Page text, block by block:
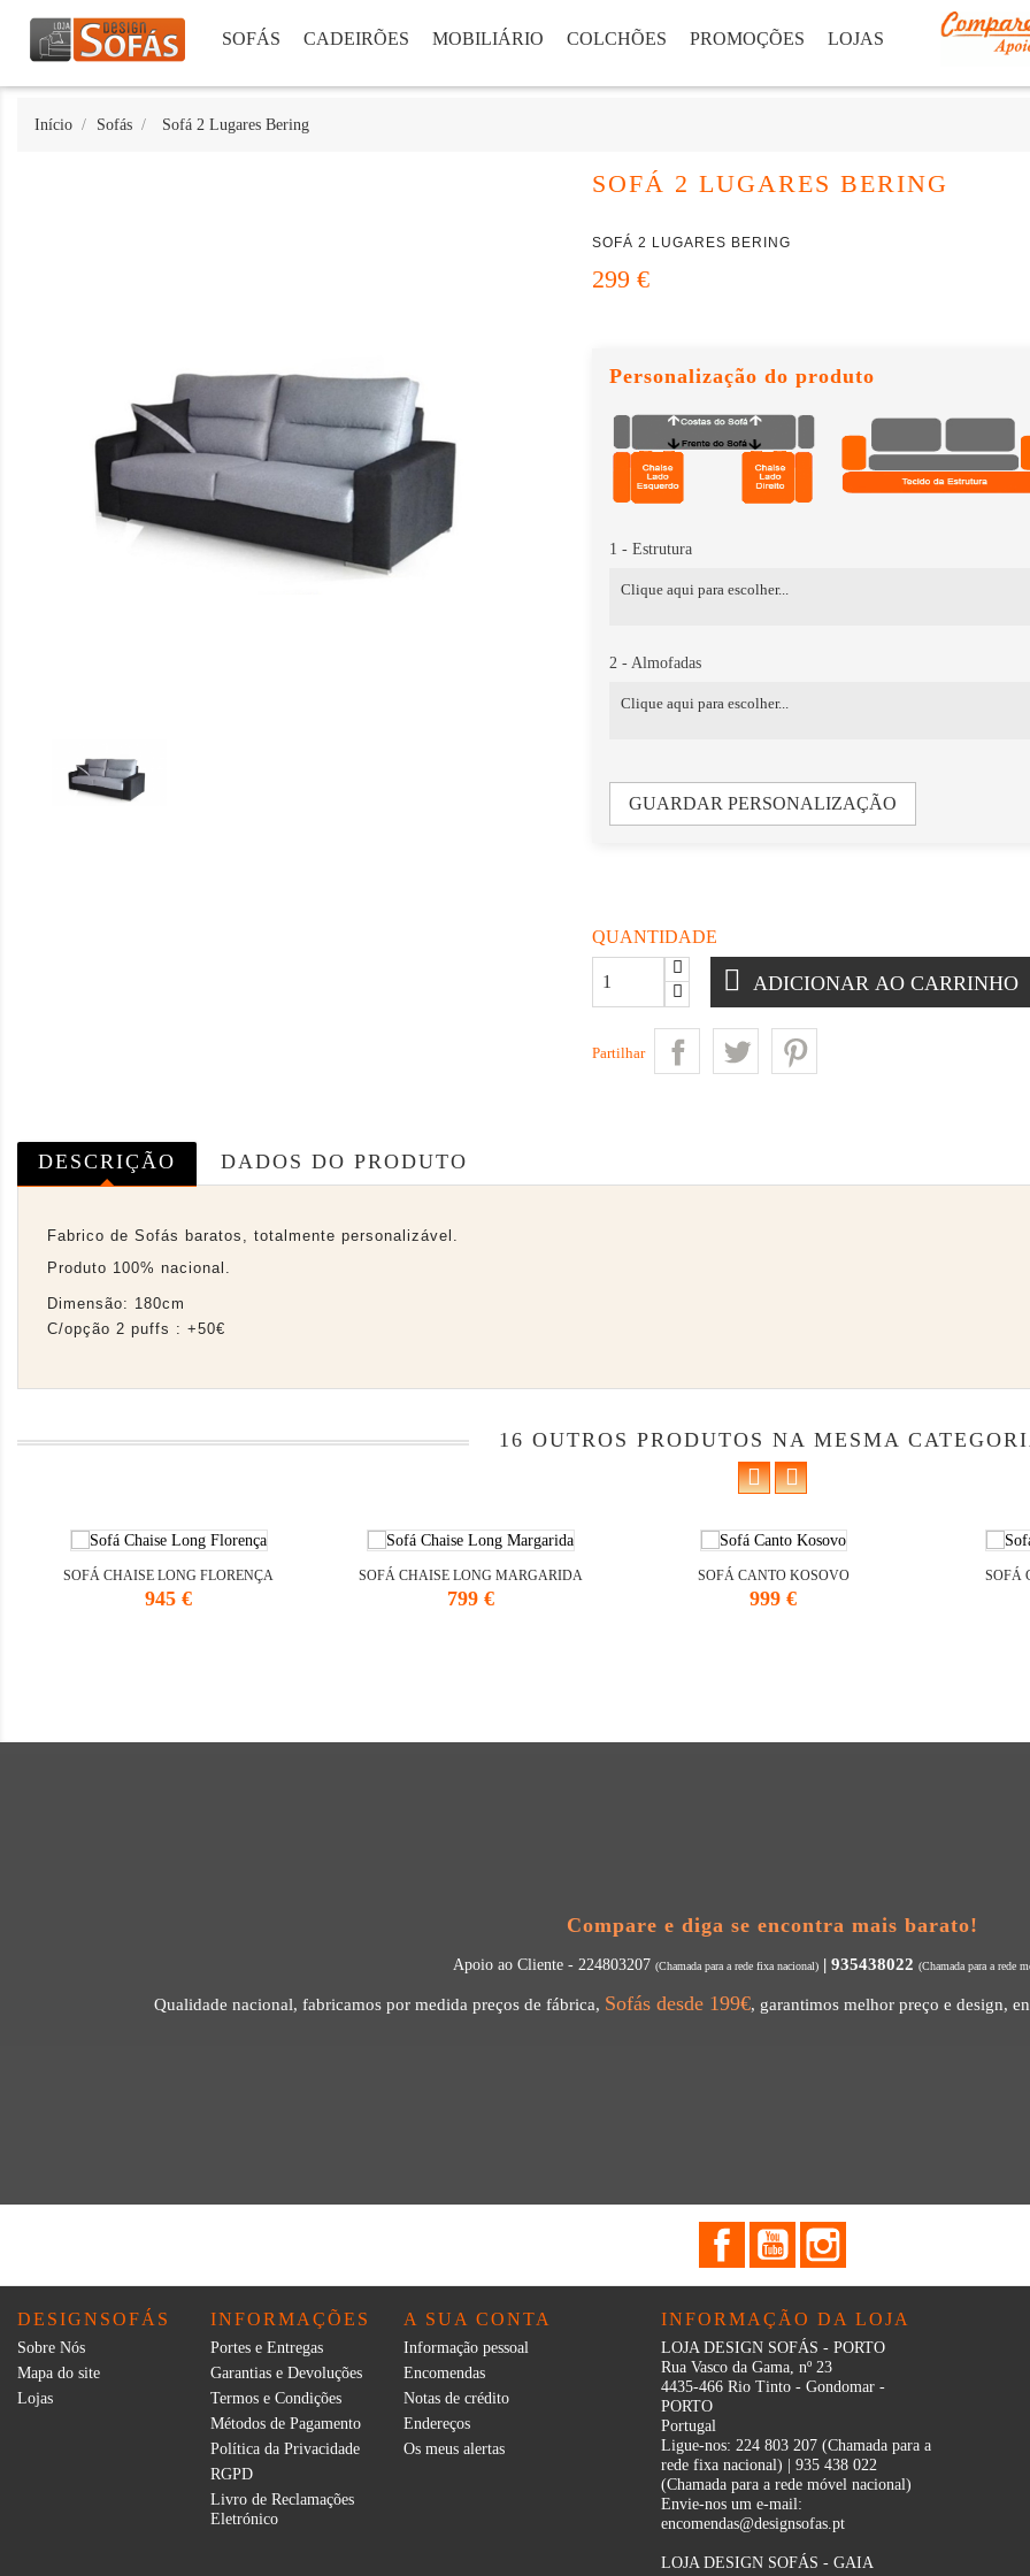
SOFÁS CADEIRÕES MOBILIÁRIO COLCHÕES PROMOÇÕES LOJAS
Início Sofás Sofá 2 Lugares Bering
SOFÁ 2 LUGARES BERING
SOFÁ 2 LUGARES BERING
299 €
Personalização do produto
1 - Estrutura
2 - Almofadas
GUARDAR PERSONALIZAÇÃO
QUANTIDADE
ADICIONAR AO CARRINHO
Partilhar
DESCRIÇÃO DADOS DO PRODUTO
Fabrico de Sofás baratos, totalmente personalizável.
Produto 100% nacional.
Dimensão: 180cm
C/opção 2 puffs : +50€
16 OUTROS PRODUTOS NA MESMA
SOFÁ CHAISE LONG FLORENÇA
Preço
945 €
SOFÁ CHAISE LONG MARGARIDA
Preço
799 €
SOFÁ CANTO KOSOVO
Preço
999 €
SOFÁ
Compare e diga se encontra mais barato!
Apoio ao Cliente - 224803207 (Chamada para a rede fixa nacional)| 935438022 (Chamada para a rede
Qualidade nacional, fabricamos por medida preços de fábrica, Sofás desde 199€, garantimos melhor preço e design,
FacebookYouTube
DESIGNSOFÁS
Sobre Nós
Mapa do site
Lojas
INFORMAÇÕES
Portes e Entregas
Garantias e Devoluções
Termos e Condições
Métodos de Pagamento
Política da Privacidade
RGPD
Livro de Reclamações
Eletrónico
A SUA CONTA
Informação pessoal
Encomendas
Notas de crédito
Endereços
Os meus alertas
INFORMAÇÃO DA LOJA
LOJA DESIGN SOFÁS - PORTO
Rua Vasco da Gama, nº 23
4435-466 Rio Tinto - Gondomar -
PORTO
Portugal
Ligue-nos: 224 803 207 (Chamada para a
rede fixa nacional) | 935 438 022
(Chamada para a rede móvel nacional)
Envie-nos um e-mail:
encomendas@designsofas.pt
LOJA DESIGN SOFÁS - GAIA